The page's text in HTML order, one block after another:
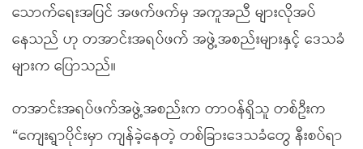
သောက်ရေးအပြင် အဖက်ဖက်မှ အကူအညီ များလိုအပ်
နေသည် ဟု တအာင်းအရပ်ဖက် အဖွဲ့အစည်းများနှင့် ဒေသခံ
များက ပြောသည်။
တအာင်းအရပ်ဖက်အဖွဲ့အစည်းက တာဝန်ရှိသူ တစ်ဦးက
“ကျေးရွာပိုင်းမှာ ကျန်ခဲ့နေတဲ့ တစ်ခြားဒေသခံတွေ နီးစပ်ရာ